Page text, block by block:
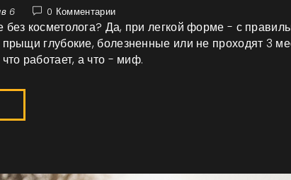
6 0 Комментарии
без косметолога? Да, при легкой форме - с
глубокие, болезненные или не проходят 3
работает, а что - миф.